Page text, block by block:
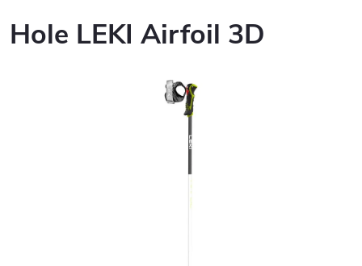
Hole LEKI Airfoil 3D